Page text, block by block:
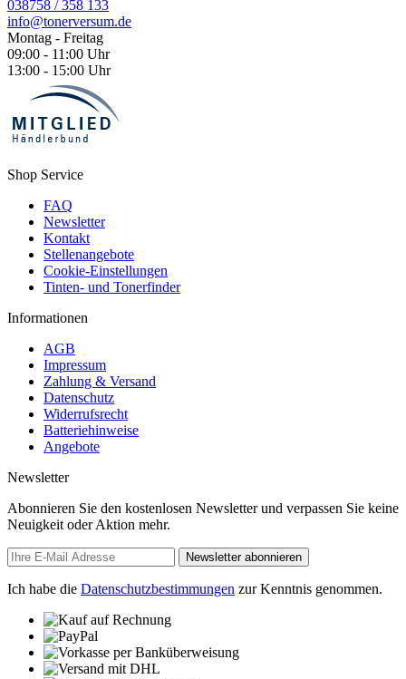
038758 / 358 133
info@tonerversum.de
Montag - Freitag
09:00 - 11:00 Uhr
13:00 - 15:00 Uhr
Shop Service
FAQ
Newsletter
Kontakt
Stellenangebote
Cookie-Einstellungen
Tinten- und Tonerfinder
Informationen
AGB
Impressum
Zahlung & Versand
Datenschutz
Widerrufsrecht
Batteriehinweise
Angebote
Newsletter
Abonnieren Sie den kostenlosen Newsletter und verpassen Sie keine
Neuigkeit oder Aktion mehr.
Newsletter abonnieren
Ich habe die Datenschutzbestimmungen zur Kenntnis genommen.